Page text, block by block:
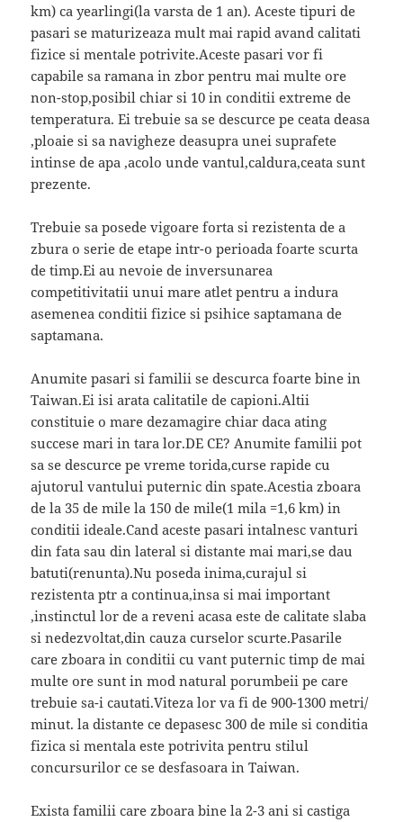
km) ca yearlingi(la varsta de 1 an). Aceste tipuri de
pasari se maturizeaza mult mai rapid avand calitati
fizice si mentale potrivite.Aceste pasari vor fi
capabile sa ramana in zbor pentru mai multe ore
non-stop,posibil chiar si 10 in conditii extreme de
temperatura. Ei trebuie sa se descurce pe ceata deasa
,ploaie si sa navigheze deasupra unei suprafete
intinse de apa ,acolo unde vantul,caldura,ceata sunt
prezente.
Trebuie sa posede vigoare forta si rezistenta de a
zbura o serie de etape intr-o perioada foarte scurta
de timp.Ei au nevoie de inversunarea
competitivitatii unui mare atlet pentru a indura
asemenea conditii fizice si psihice saptamana de
saptamana.
Anumite pasari si familii se descurca foarte bine in
Taiwan.Ei isi arata calitatile de capioni.Altii
constituie o mare dezamagire chiar daca ating
succese mari in tara lor.DE CE? Anumite familii pot
sa se descurce pe vreme torida,curse rapide cu
ajutorul vantului puternic din spate.Acestia zboara
de la 35 de mile la 150 de mile(1 mila =1,6 km) in
conditii ideale.Cand aceste pasari intalnesc vanturi
din fata sau din lateral si distante mai mari,se dau
batuti(renunta).Nu poseda inima,curajul si
rezistenta ptr a continua,insa si mai important
,instinctul lor de a reveni acasa este de calitate slaba
si nedezvoltat,din cauza curselor scurte.Pasarile
care zboara in conditii cu vant puternic timp de mai
multe ore sunt in mod natural porumbeii pe care
trebuie sa-i cautati.Viteza lor va fi de 900-1300 metri/
minut. la distante ce depasesc 300 de mile si conditia
fizica si mentala este potrivita pentru stilul
concursurilor ce se desfasoara in Taiwan.
Exista familii care zboara bine la 2-3 ani si castiga